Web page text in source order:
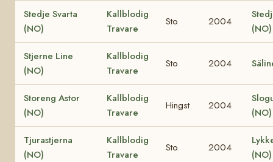
Stedje Svarta
(NO)
Kallblodig
Travare
Sto 2004
(NO)
Stjerne Line
(NO)
Kallblodig
Travare
Sto 2004
Storeng Astor
(NO)
Kallblodig
Travare
Hingst 2004
(NO)
Tjurastjerna
(NO)
Kallblodig
Travare
Sto 2004
(NO)